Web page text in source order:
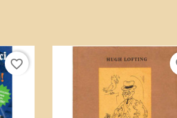
favorite_border